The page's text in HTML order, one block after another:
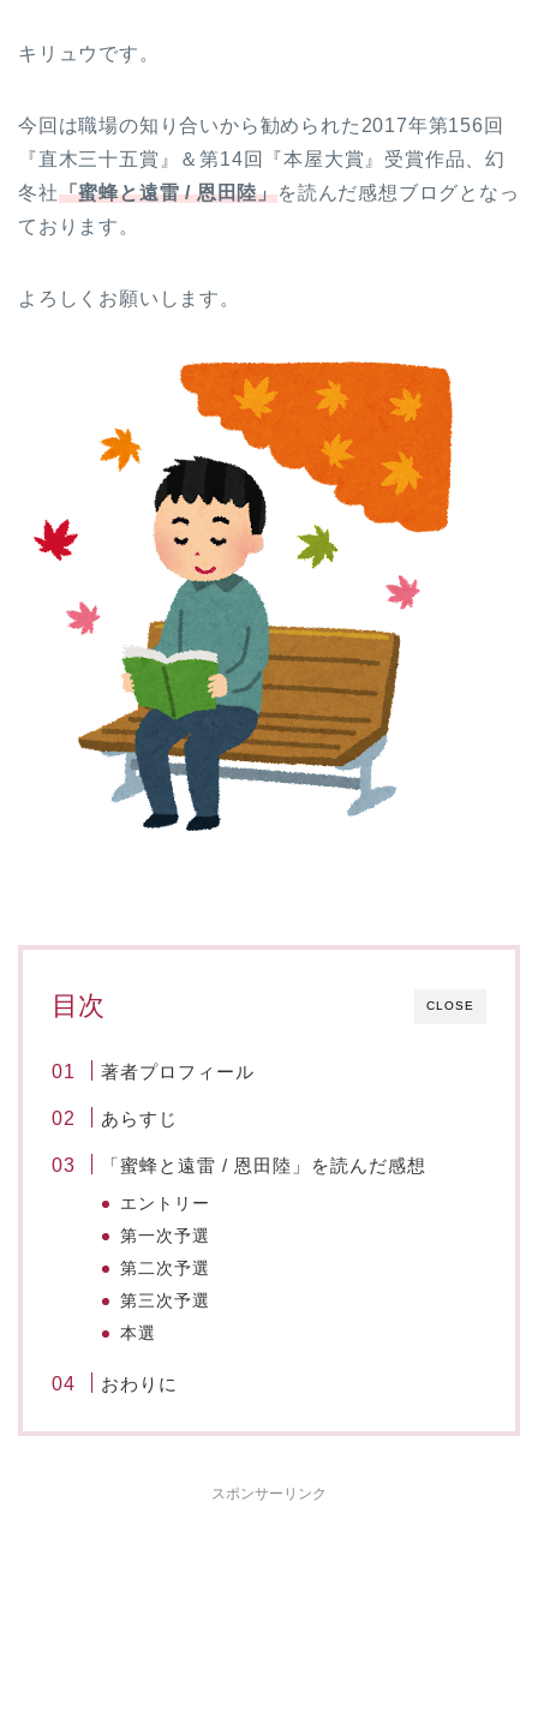
キリュウです。
今回は職場の知り合いから勧められた2017年第156回
『直木三十五賞』＆第14回『本屋大賞』受賞作品、幻
冬社「蜜蜂と遠雷 / 恩田陸」を読んだ感想ブログとなっ
ております。
よろしくお願いします。
CLOSE
目次
著者プロフィール
あらすじ
「蜜蜂と遠雷 / 恩田陸」を読んだ感想
エントリー
第一次予選
第二次予選
第三次予選
本選
おわりに
スポンサーリンク